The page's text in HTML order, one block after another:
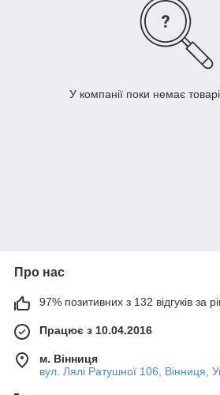
У компанії поки немає
Про нас
97% позитивних з 132 відгуків за
Працює з 10.04.2016
м. Вінниця
вул. Лялі Ратушної 106, Вінниця,